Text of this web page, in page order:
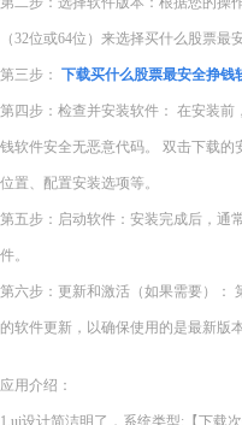
（32位或64位）来选择买什么股票最
第三步： 下载买什么股票最安全挣钱
第四步：检查并安装软件： 在安装前
钱软件安全无恶意代码。 双击下载
位置、配置安装选项等。
第五步：启动软件：安装完成后，通
件。
第六步：更新和激活（如果需要）：
的软件更新，以确保使用的是最新版
应用介绍：
1.ui设计简洁明了，系统类型:【下载